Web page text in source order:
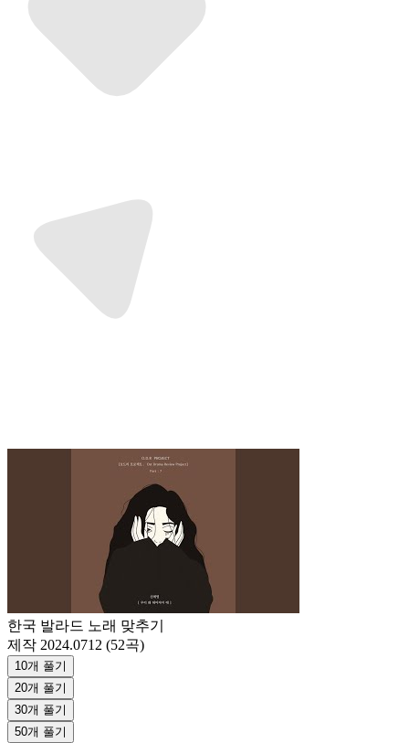
한국 발라드 노래 맞추기
제작 2024.0712 (52곡)
10개 풀기
20개 풀기
30개 풀기
50개 풀기